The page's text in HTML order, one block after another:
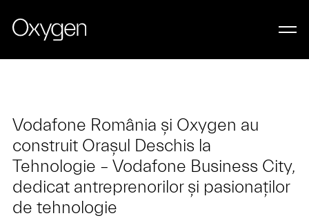
Vodafone România și Oxygen au
construit Orașul Deschis la
Tehnologie – Vodafone Business City,
dedicat antreprenorilor și pasionaților
de tehnologie